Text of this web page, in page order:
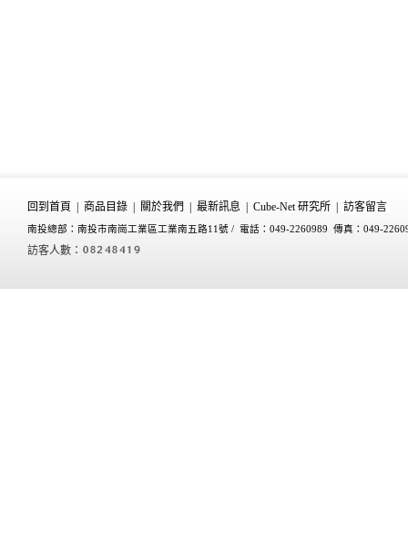
回到首頁 商品目錄 關於我們 最新訊息 Cube-Net 研究所 訪客留言
南投總部：南投市南崗工業區工業南五路11號 / 電話：049-2260989 傳真：049-
訪客人數：